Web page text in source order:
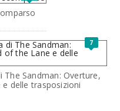
7
The Sandman: Overture,
delle trasposizioni